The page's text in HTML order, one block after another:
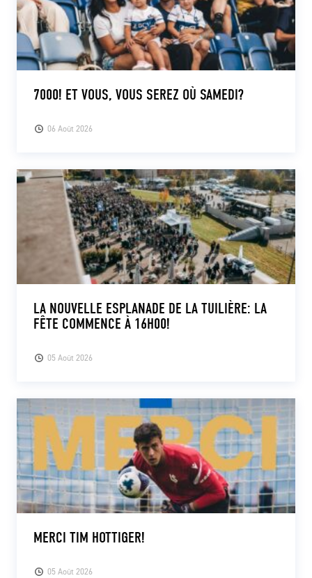
06 Août 2026
7000! ET VOUS, VOUS SEREZ OÙ SAMEDI?
05 Août 2026
LA NOUVELLE ESPLANADE DE LA TUILIÈRE: LA
FÊTE COMMENCE À 16H00!
05 Août 2026
MERCI TIM HOTTIGER!